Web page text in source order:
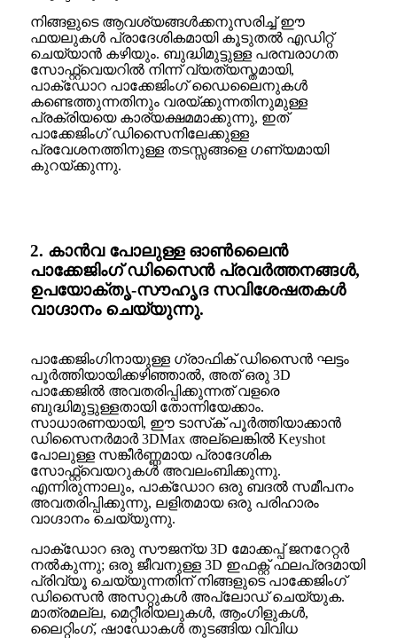
നിങ്ങളുടെ ആവശ്യങ്ങൾക്കനുസരിച്ച് ഈ
ഫയലുകൾ പ്രാദേശികമായി കൂടുതൽ എഡിറ്റ്
ചെയ്യാൻ കഴിയും. ബുദ്ധിമുട്ടുള്ള പരമ്പരാഗത
സോഫ്റ്റ്‌വെയറിൽ നിന്ന് വ്യത്യസ്തമായി,
പാക്ഡോറ പാക്കേജിംഗ് ഡൈലൈനുകൾ
കണ്ടെത്തുന്നതിനും വരയ്ക്കുന്നതിനുമുള്ള
പ്രക്രിയയെ കാര്യക്ഷമമാക്കുന്നു, ഇത്
പാക്കേജിംഗ് ഡിസൈനിലേക്കുള്ള
പ്രവേശനത്തിനുള്ള തടസ്സങ്ങളെ ഗണ്യമായി
കുറയ്ക്കുന്നു.
2. കാൻവ പോലുള്ള ഓൺലൈൻ
പാക്കേജിംഗ് ഡിസൈൻ പ്രവർത്തനങ്ങൾ,
ഉപയോക്തൃ-സൗഹൃദ സവിശേഷതകൾ
വാഗ്ദാനം ചെയ്യുന്നു.
പാക്കേജിംഗിനായുള്ള ഗ്രാഫിക് ഡിസൈൻ ഘട്ടം
പൂർത്തിയായിക്കഴിഞ്ഞാൽ, അത് ഒരു 3D
പാക്കേജിൽ അവതരിപ്പിക്കുന്നത് വളരെ
ബുദ്ധിമുട്ടുള്ളതായി തോന്നിയേക്കാം.
സാധാരണയായി, ഈ ടാസ്‌ക് പൂർത്തിയാക്കാൻ
ഡിസൈനർമാർ 3DMax അല്ലെങ്കിൽ Keyshot
പോലുള്ള സങ്കീർണ്ണമായ പ്രാദേശിക
സോഫ്റ്റ്‌വെയറുകൾ അവലംബിക്കുന്നു.
എന്നിരുന്നാലും, പാക്ഡോറ ഒരു ബദൽ സമീപനം
അവതരിപ്പിക്കുന്നു, ലളിതമായ ഒരു പരിഹാരം
വാഗ്ദാനം ചെയ്യുന്നു.
പാക്ഡോറ ഒരു സൗജന്യ 3D മോക്കപ്പ് ജനറേറ്റർ
നൽകുന്നു; ഒരു ജീവനുള്ള 3D ഇഫക്റ്റ് ഫലപ്രദമായി
പ്രിവ്യൂ ചെയ്യുന്നതിന് നിങ്ങളുടെ പാക്കേജിംഗ്
ഡിസൈൻ അസറ്റുകൾ അപ്‌ലോഡ് ചെയ്യുക.
മാത്രമല്ല, മെറ്റീരിയലുകൾ, ആംഗിളുകൾ,
ലൈറ്റിംഗ്, ഷാഡോകൾ തുടങ്ങിയ വിവിധ